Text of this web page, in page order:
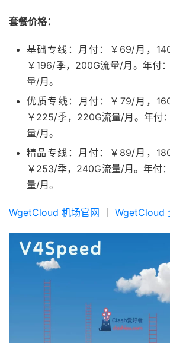
套餐价格：
基础专线：月付：￥69/月，
￥196/季，200G流量/月。年付
量/月。
优质专线：月付：￥79/月，
￥225/季，220G流量/月。年付
量/月。
精品专线：月付：￥89/月，
￥253/季，240G流量/月。年付
量/月。
WgetCloud 机场官网 WgetCloud